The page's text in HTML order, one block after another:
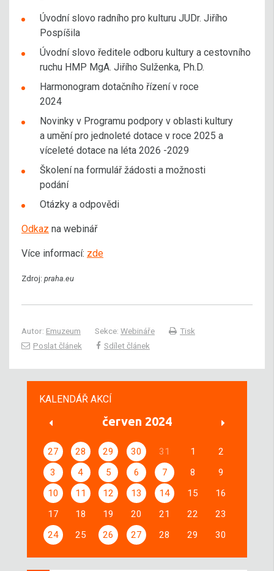
Úvodní slovo radního pro kulturu JUDr. Jiřího
Pospíšila
Úvodní slovo ředitele odboru kultury a cestovního
ruchu HMP MgA. Jiřího Sulženka, Ph.D.
Harmonogram dotačního řízení v roce
2024
Novinky v Programu podpory v oblasti kultury
a umění pro jednoleté dotace v roce 2025 a
víceleté dotace na léta 2026 -2029
Školení na formulář žádosti a možnosti
podání
Otázky a odpovědi
Odkaz na webinář
Více informací: zde
Zdroj: praha.eu
Autor: Emuzeum Sekce: Webináře
Tisk
Poslat článek
Sdílet článek
KALENDÁŘ AKCÍ
červen 2024
27 28 29 30 31 1
2
3
4 5 6 7 8
9
10
11 12 13 14 15
16
17
18 19 20 21 22
23
24
25 26 27 28 29 30